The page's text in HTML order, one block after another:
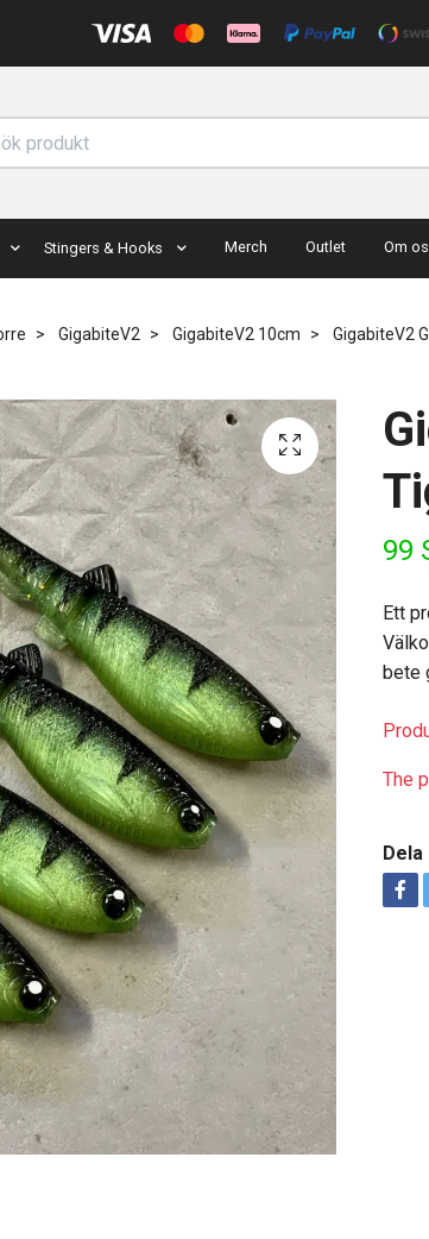
Stingers & Hooks Merch Outlet Om
GigabiteV2 GigabiteV2 10cm GigabiteV2
99
Ett
bete
The
Dela